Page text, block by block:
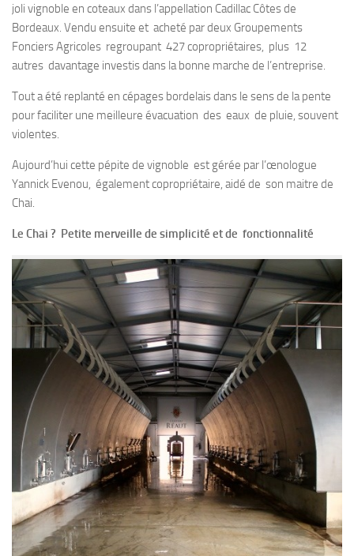
joli vignoble en coteaux dans l’appellation Cadillac Côtes de
Bordeaux. Vendu ensuite et acheté par deux Groupements
Fonciers Agricoles regroupant 427 copropriétaires, plus 12
autres davantage investis dans la bonne marche de l’entreprise.
Tout a été replanté en cépages bordelais dans le sens de la pente
pour faciliter une meilleure évacuation des eaux de pluie, souvent
violentes.
Aujourd’hui cette pépite de vignoble est gérée par l’œnologue
Yannick Evenou, également copropriétaire, aidé de son maitre de
Chai.
Le Chai ? Petite merveille de simplicité et de fonctionnalité